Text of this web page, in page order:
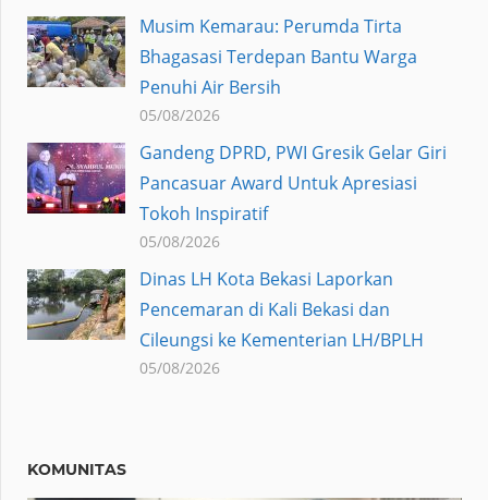
Musim Kemarau: Perumda Tirta
Bhagasasi Terdepan Bantu Warga
Penuhi Air Bersih
05/08/2026
Gandeng DPRD, PWI Gresik Gelar Giri
Pancasuar Award Untuk Apresiasi
Tokoh Inspiratif
05/08/2026
Dinas LH Kota Bekasi Laporkan
Pencemaran di Kali Bekasi dan
Cileungsi ke Kementerian LH/BPLH
05/08/2026
KOMUNITAS